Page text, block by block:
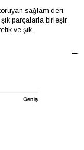
sağlam deri
parçalarla birleşir.
ve şık.